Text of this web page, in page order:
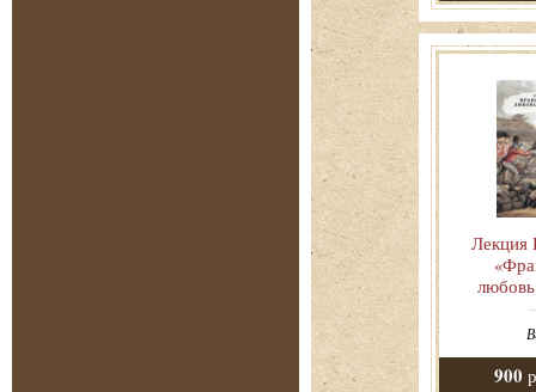
Лекция
900